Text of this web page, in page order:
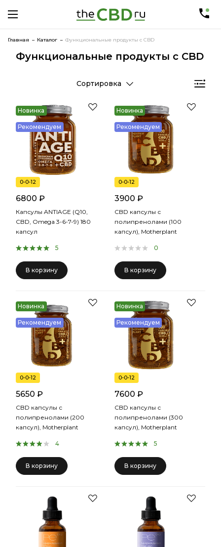
Главная Каталог Функциональные продукты с CBD
Функциональные продукты с CBD
Сортировка
Новинка
Рекомендуем
0-0-12
6800 ₽
Капсулы ANTIAGE (Q10,
CBD, Omega 3-6-7-9) 180
капсул
5
В корзину
Новинка
Рекомендуем
0-0-12
3900 ₽
CBD капсулы с
полипренолами (100
капсул), Motherplant
0
В корзину
Новинка
Рекомендуем
0-0-12
5650 ₽
CBD капсулы с
полипренолами (200
капсул), Motherplant
4
В корзину
Новинка
Рекомендуем
0-0-12
7600 ₽
CBD капсулы с
полипренолами (300
капсул), Motherplant
5
В корзину